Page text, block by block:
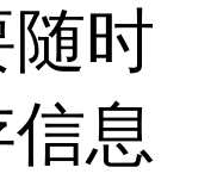
时
息